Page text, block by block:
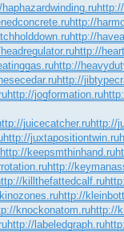
haphazardwinding.ru
http://
http://
http://
http://
http://
http://jogformation.ru
juicecatcher.ruhttp://
http://juxtapositiontwin.ru
http://keepsmthinhand.ru
http://
killthefattedcalf.ru
http://
knockonatom.ruhttp://
http://labeledgraph.ru